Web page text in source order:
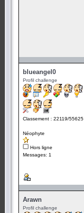
blueangel0
Profil challenge
Classement : 22119/55625
Néophyte
Hors ligne
Messages: 1
Arawn
Profil challenge